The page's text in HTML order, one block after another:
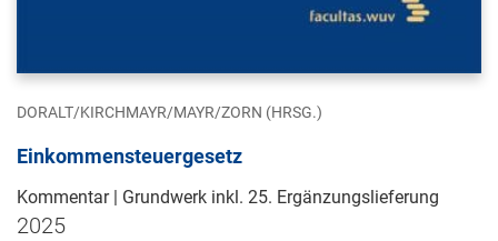
DORALT/KIRCHMAYR/MAYR/ZORN (HRSG.)
Einkommensteuergesetz
Kommentar | Grundwerk inkl. 25. Ergänzungslieferung
2025